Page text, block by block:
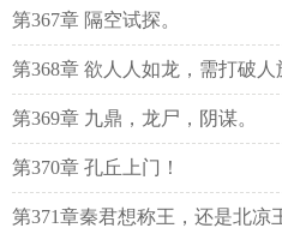
第367章 隔空试探。
第368章 欲人人如龙，需打破人
第369章 九鼎，龙尸，阴谋。
第370章 孔丘上门！
第371章秦君想称王，还是北凉